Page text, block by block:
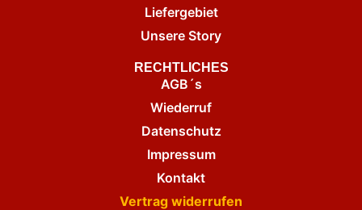
Liefergebiet
Unsere Story
RECHTLICHES
AGB´s
Wiederruf
Datenschutz
Impressum
Kontakt
Vertrag widerrufen